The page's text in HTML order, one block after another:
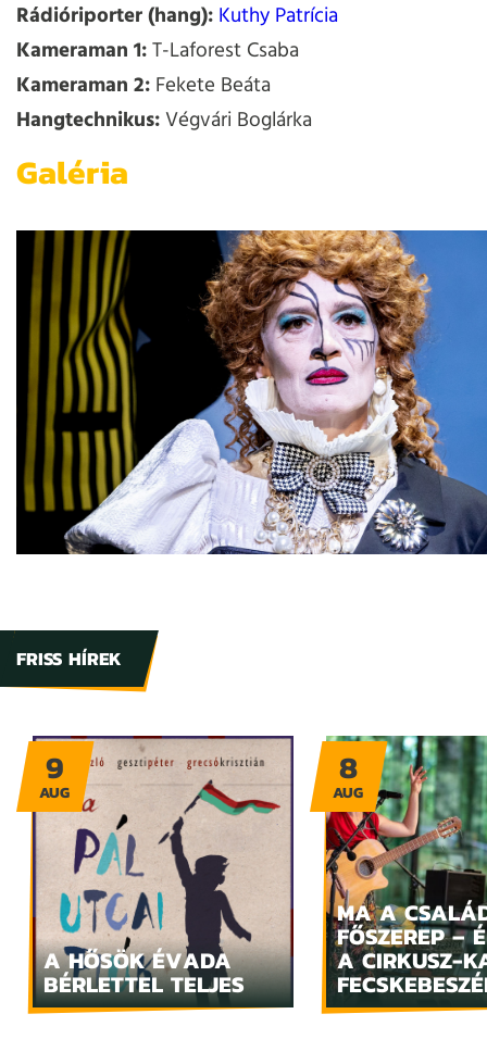
Rádióriporter (hang):Kuthy Patrícia
Kameraman 1:T-Laforest Csaba
Kameraman 2:Fekete Beáta
Hangtechnikus:Végvári Boglárka
Galéria
FRISS HÍREK
A HŐSÖK ÉVADA
BÉRLETTEL TELJES
9
AUG
MA A
FŐSZEREP –
A CIRKUSZ-
8
AUG